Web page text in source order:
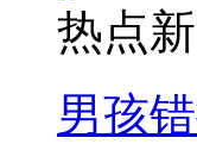
司机酒驾遇交警
热点
男孩